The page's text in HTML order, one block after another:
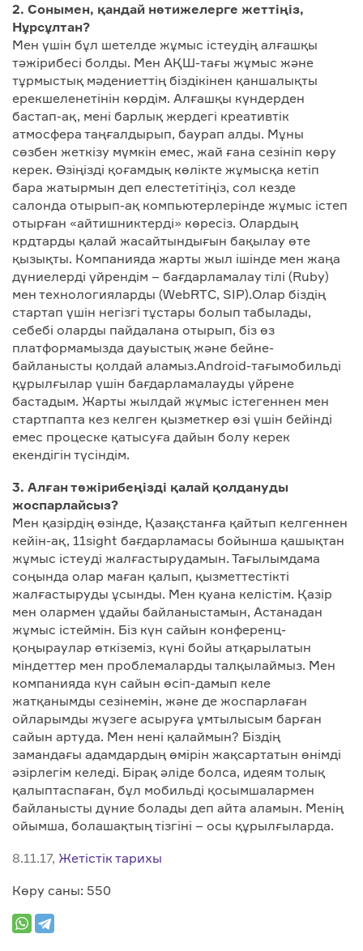
2. Сонымен, қандай нәтижелерге жеттіңіз,
Нұрсұлтан?
Мен үшін бұл шетелде жұмыс істеудің алғашқы
тәжірибесі болды. Мен АҚШ-тағы жұмыс және
тұрмыстық мәдениеттің біздікінен қаншалықты
ерекшеленетінін көрдім. Алғашқы күндерден
бастап-ақ, мені барлық жердегі креативтік
атмосфера таңғалдырып, баурап алды. Мұны
сөзбен жеткізу мүмкін емес, жай ғана сезініп көру
керек. Өзіңізді қоғамдық көлікте жұмысқа кетіп
бара жатырмын деп елестетітіңіз, сол кезде
салонда отырып-ақ компьютерлерінде жұмыс істеп
отырған «айтишниктерді» көресіз. Олардың
крдтарды қалай жасайтындығын бақылау өте
қызықты. Компанияда жарты жыл ішінде мен жаңа
дүниелерді үйрендім – бағдарламалау тілі (Ruby)
мен технологияларды (WebRTC, SIP).Олар біздің
стартап үшін негізгі тұстары болып табылады,
себебі оларды пайдалана отырып, біз өз
платформамызда дауыстық және бейне-
байланысты қолдай аламыз.Android-тағымобильді
құрылғылар үшін бағдарламалауды үйрене
бастадым. Жарты жылдай жұмыс істегеннен мен
стартпапта кез келген қызметкер өзі үшін бейінді
емес процеске қатысуға дайын болу керек
екендігін түсіндім.
3. Алған тәжірибеңізді қалай қолдануды
жоспарлайсыз?
Мен қазірдің өзінде, Қазақстанға қайтып келгеннен
кейін-ақ, 11sight бағдарламасы бойынша қашықтан
жұмыс істеуді жалғастырудамын. Тағылымдама
соңында олар маған қалып, қызметтестікті
жалғастыруды ұсынды. Мен қуана келістім. Қазір
мен олармен ұдайы байланыстамын, Астанадан
жұмыс істеймін. Біз күн сайын конференц-
қоңыраулар өткіземіз, күні бойы атқарылатын
міндеттер мен проблемаларды талқылаймыз. Мен
компанияда күн сайын өсіп-дамып келе
жатқанымды сезінемін, және де жоспарлаған
ойларымды жүзеге асыруға ұмтылысым барған
сайын артуда. Мен нені қалаймын? Біздің
замандағы адамдардың өмірін жақсартатын өнімді
әзірлегім келеді. Бірақ әліде болса, идеям толық
қалыптаспаған, бұл мобильді қосымшалармен
байланысты дүние болады деп айта аламын. Менің
ойымша, болашақтың тізгіні – осы құрылғыларда.
8.11.17, Жетістік тарихы
Көру саны: 550